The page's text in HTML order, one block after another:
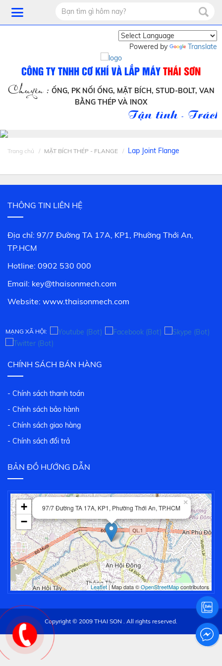
Powered by Translate
CÔNG TY TNHH CƠ KHÍ VÀ LẮP MÁYTHÁI SƠN
Chuyên : ỐNG, PK NỐI ỐNG, MẶT BÍCH, STUD-BOLT, VAN
BẰNG THÉP VÀ INOX
Tận tình -
Trang chủ MẶT BÍCH THÉP - FLANGE Lap Joint Flange
THÔNG TIN LIÊN HỆ
Địa chỉ: 97/7 Đường TA 17A, KP1, Phường Thới An,
TP.HCM
Hotline: 0902 530 000
Email: key@thaisonmech.com
Website: www.thaisonmech.com
MẠNG XÃ HỘI:
CHÍNH SÁCH BÁN HÀNG
- Chính sách thanh toán
- Chính sách bảo hành
- Chính sách giao hàng
- Chính sách đổi trả
BẢN ĐỒ HƯỚNG DẪN
97/7 Đường TA 17A, KP1, Phường Thới An, TP.HCM
×
+
−
Leaflet| Map data ©OpenStreetMapcontributors
Copyright © 2009 THAI SON . All rights reserved.